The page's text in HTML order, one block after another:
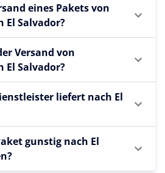
eines Pakets von
El Salvador?
Versand von
El Salvador?
liefert nach El
gunstig nach El